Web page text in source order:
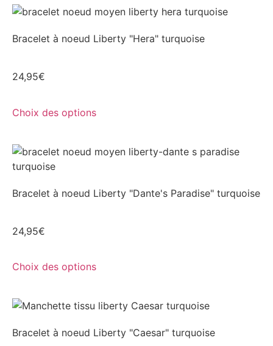
Bracelet à noeud Liberty "Hera" turquoise
24,95€
Choix des options
Bracelet à noeud Liberty "Dante's Paradise" turquoise
24,95€
Choix des options
Bracelet à noeud Liberty "Caesar" turquoise